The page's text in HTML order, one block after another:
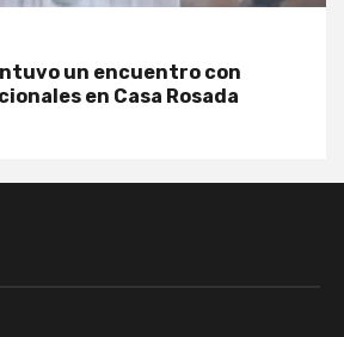
un encuentro con
en Casa Rosada